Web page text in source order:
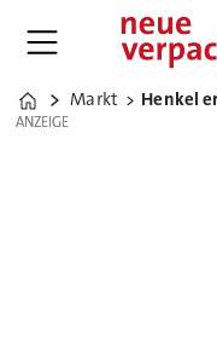
Home
Markt
ANZEIGE
ANZEIGE